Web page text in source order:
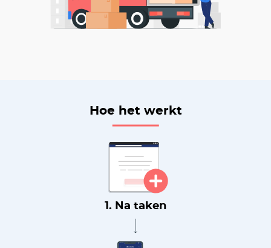
Hoe het werkt
1. Na taken